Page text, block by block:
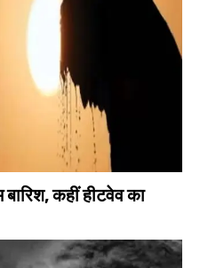
कहीं हीटवेव का